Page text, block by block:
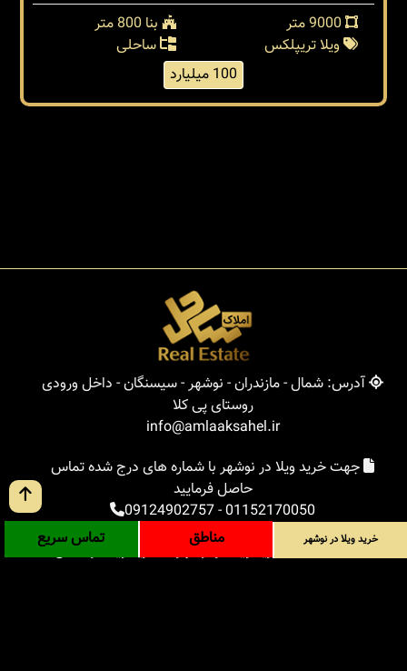
بنا 800 متر
ویلا تریپلکس
ساحلی
100 میلیارد
آدرس: شمال - مازندران - نوشهر - سیسنگان - داخل ورودی
روستای پی کلا
info@amlaaksahel.ir
جهت خرید ویلا در نوشهر با شماره های درج شده تماس
حاصل فرمایید
01152170050
-
09124902757
املاک ساحل
خرید ویلا در نوشهر
خرید ویلا در شمال
خرید ویلا در نوشهر مناطق تماس سریع